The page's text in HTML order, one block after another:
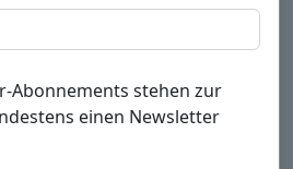
Abonnements stehen zur
einen Newsletter